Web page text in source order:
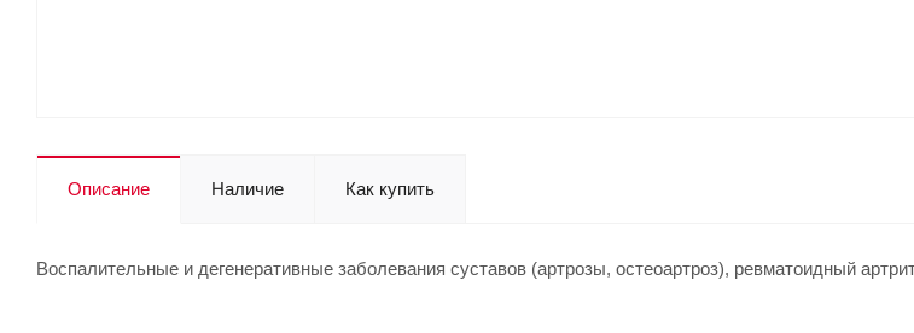
Описание Наличие Как купить
Воспалительные и дегенеративные заболевания суставов (артрозы, остеоартроз), ревматоидный